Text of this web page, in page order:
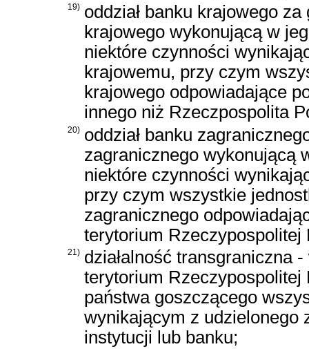
19) oddział banku krajowego
krajowego wykonującą w
niektóre czynności
krajowemu, przy czym
krajowego odpowiadające
innego niż Rzeczpospolita
20) oddział banku
zagranicznego wykonującą
niektóre czynności
przy czym wszystkie
zagranicznego
terytorium Rzeczypospolitej
21) działalność transgraniczna
terytorium
państwa goszczącego
wynikającym z udzielonego
instytucji lub banku;